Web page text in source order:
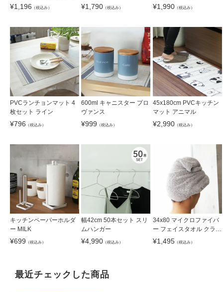
¥1,196 （税込み） ¥1,790 （税込み） ¥1,990（税込み）
PVCランチョンマット 4
枚セット ライン
¥796 （税込み）
600ml キャニスター プロ
ヴァンス
¥999 （税込み）
45x180cm PVCキッチン
マット アニマル
¥2,990（税込み）
キッチンペーパーホルダ
ー MILK
¥699 （税込み）
幅42cm 50本セット スリ
ムハンガー
¥4,990 （税込み）
34x80 マイクロファイバ
ー フェイスタオル クラウ
ド5枚セット
¥1,495（税込み）
最近チェックした商品